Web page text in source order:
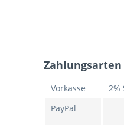
Zahlungsarten
Vorkasse
2%
PayPal